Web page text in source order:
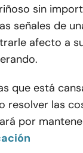
sin
señales de
afecto a
que está
resolver las
por